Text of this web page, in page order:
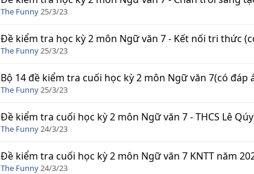
The Funny25/3/23
Đề kiểm tra học kỳ 2 môn Ngữ văn 7 - Kết nối tri thức
The Funny25/3/23
Bộ 14 đề kiểm tra cuối học kỳ 2 môn Ngữ văn 7(có đáp
The Funny25/3/23
Đề kiểm tra cuối học kỳ 2 môn Ngữ văn 7 - THCS Lê
The Funny24/3/23
Đề kiểm tra cuối học kỳ 2 môn Ngữ văn 7 KNTT năm
The Funny24/3/23